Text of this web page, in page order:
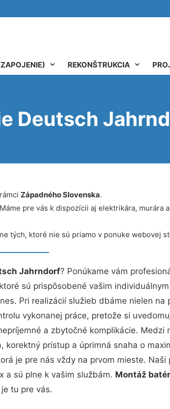
REKONŠTRUKCIA
Deutsch
Západného Slovenska.
pre vás k dispozícii aj elektrikára, murára
tých, ktoré nie sú priamo v ponuke webovej
Jahrndorf? Ponúkame vám
sú prispôsobené vašim
Pri realizácií služieb dbáme nielen na
vykonanej práce, pretože si
a zbytočné komplikácie. Medzi
korektný prístup a úprimná snaha o
je pre nás vždy na prvom mieste. Naši
a sú plne k vašim službám. Montáž
tu pre vás.